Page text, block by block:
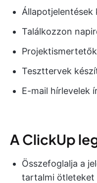
Állapotjelentések
Találkozzon
Teszttervek
E-mail hírlevelek
A ClickUp
Összefoglalja a
tartalmi ötleteket